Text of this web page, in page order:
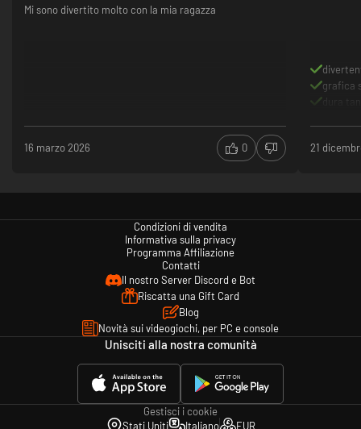
Mi sono divertito molto con la mia ragazza
16 marzo 2026 0
grafica
21
Condizioni di vendita
Informativa sulla privacy
Programma Affiliazione
Contatti
Il nostro Server Discord e Bot
Riscatta una Gift Card
Blog
Novità sui videogiochi, per PC e console
Unisciti alla nostra comunità
Gestisci i cookie
Stati Uniti
Italiano EUR